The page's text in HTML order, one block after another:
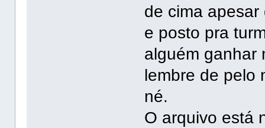
de cima
e posto pra
alguém ganhar
lembre de pelo
né.
O arquivo está